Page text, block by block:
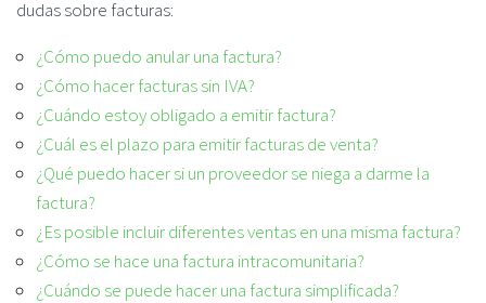
dudas sobre facturas:
¿Cómo puedo anular una factura?
¿Cómo hacer facturas sin IVA?
¿Cuándo estoy obligado a emitir factura?
¿Cuál es el plazo para emitir facturas de venta?
¿Qué puedo hacer si un proveedor se niega a darme la
factura?
¿Es posible incluir diferentes ventas en una misma factura?
¿Cómo se hace una factura intracomunitaria?
¿Cuándo se puede hacer una factura simplificada?